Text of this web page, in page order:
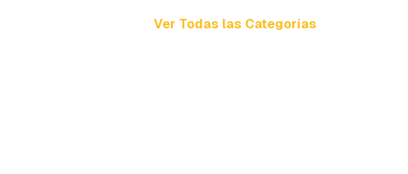
Ver Todas las Categorías